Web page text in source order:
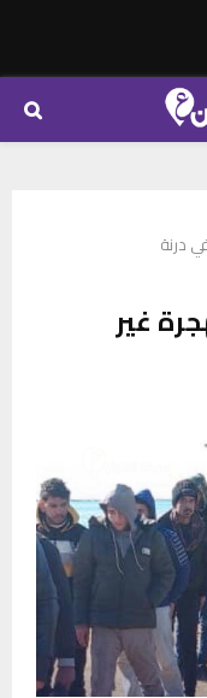
Telegram
درنة
غير